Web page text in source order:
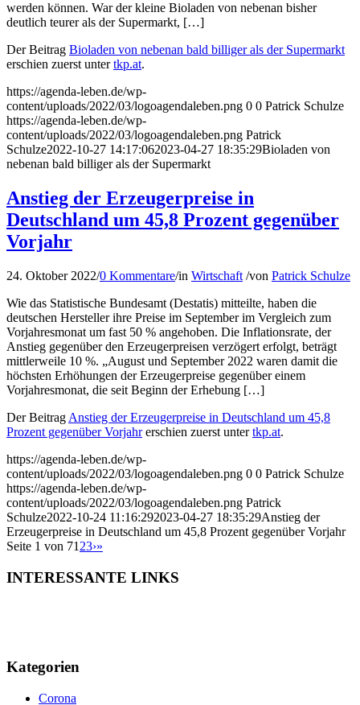
werden können. War der kleine Bioladen von nebenan bisher
deutlich teurer als der Supermarkt, […]
Der Beitrag Bioladen von nebenan bald billiger als der Supermarkt
erschien zuerst untertkp.at.
https://agenda-leben.de/wp-
content/uploads/2022/03/logoagendaleben.png 0 0 Patrick Schulze
https://agenda-leben.de/wp-
content/uploads/2022/03/logoagendaleben.png Patrick
Schulze2022-10-27 14:17:062023-04-27 18:35:29Bioladen von
nebenan bald billiger als der Supermarkt
Anstieg der Erzeugerpreise in
Deutschland um 45,8 Prozent gegenüber
Vorjahr
24. Oktober 2022/0 Kommentare/in Wirtschaft /von Patrick Schulze
Wie das Statistische Bundesamt (Destatis) mitteilte, haben die
deutschen Hersteller ihre Preise im September im Vergleich zum
Vorjahresmonat um fast 50 % angehoben. Die Inflationsrate, der
Anstieg gegenüber den Erzeugerpreisen verzögert erfolgt, beträgt
mittlerweile 10 %. „August und September 2022 waren damit die
höchsten Erhöhungen der Erzeugerpreise gegenüber einem
Vorjahresmonat, die seit Beginn der Erhebung […]
Der Beitrag Anstieg der Erzeugerpreise in Deutschland um 45,8
Prozent gegenüber Vorjahrerschien zuerst untertkp.at.
https://agenda-leben.de/wp-
content/uploads/2022/03/logoagendaleben.png 0 0 Patrick Schulze
https://agenda-leben.de/wp-
content/uploads/2022/03/logoagendaleben.png Patrick
Schulze2022-10-24 11:16:292023-04-27 18:35:29Anstieg der
Erzeugerpreise in Deutschland um 45,8 Prozent gegenüber Vorjahr
Seite 1 von 71 23›»
INTERESSANTE LINKS
Kategorien
Corona